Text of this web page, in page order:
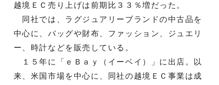
越境ＥＣ売り上げは前期比３３％増だった。
同社では、ラグジュアリーブランドの中古品を
中心に、バッグや財布、ファッション、ジュエリ
ー、時計などを販売している。
１５年に「ｅＢａｙ（イーベイ）」に出店。以
来、米国市場を中心に、同社の越境ＥＣ事業は成